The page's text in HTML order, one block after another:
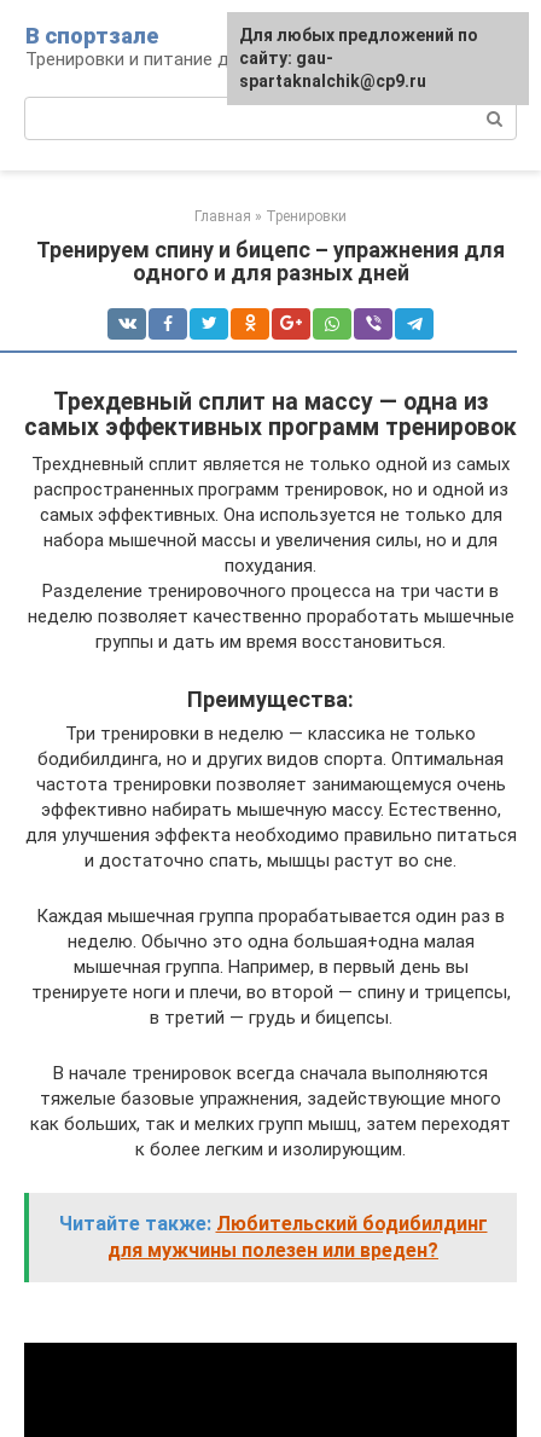
контенту
В спортзале
Тренировки и питание для здоровья
Главная » Тренировки
Тренируем спину и бицепс – упражнения для
одного и для разных дней
Трехдевный сплит на массу — одна из
самых эффективных программ тренировок
Трехдневный сплит является не только одной из самых
распространенных программ тренировок, но и одной из
самых эффективных. Она используется не только для
набора мышечной массы и увеличения силы, но и для
похудания.
Разделение тренировочного процесса на три части в
неделю позволяет качественно проработать мышечные
группы и дать им время восстановиться.
Преимущества:
Три тренировки в неделю — классика не только
бодибилдинга, но и других видов спорта. Оптимальная
частота тренировки позволяет занимающемуся очень
эффективно набирать мышечную массу. Естественно,
для улучшения эффекта необходимо правильно питаться
и достаточно спать, мышцы растут во сне.
Каждая мышечная группа прорабатывается один раз в
неделю. Обычно это одна большая+одна малая
мышечная группа. Например, в первый день вы
тренируете ноги и плечи, во второй — спину и трицепсы,
в третий — грудь и бицепсы.
В начале тренировок всегда сначала выполняются
тяжелые базовые упражнения, задействующие много
как больших, так и мелких групп мышц, затем переходят
к более легким и изолирующим.
Читайте также: Любительский бодибилдинг
для мужчины полезен или вреден?
Для любых предложений по
сайту: gau-
spartaknalchik@cp9.ru